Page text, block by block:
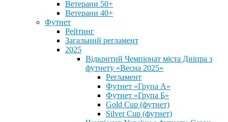
Ветерани 50+
Ветерани 40+
Футнет
Рейтинг
Загальний регламент
2025
Відкритий Чемпіонат міста Дніпра з
футнету «Весна 2025»
Регламент
Футнет «Група А»
Футнет «Група Б»
Gold Cup (футнет)
Silver Cup (футнет)